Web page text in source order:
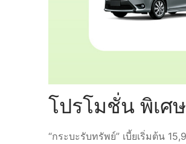
โปรโมชั่น พิเศ
“กระบะรับทรัพย์” เบี้ยเริ่มต้น